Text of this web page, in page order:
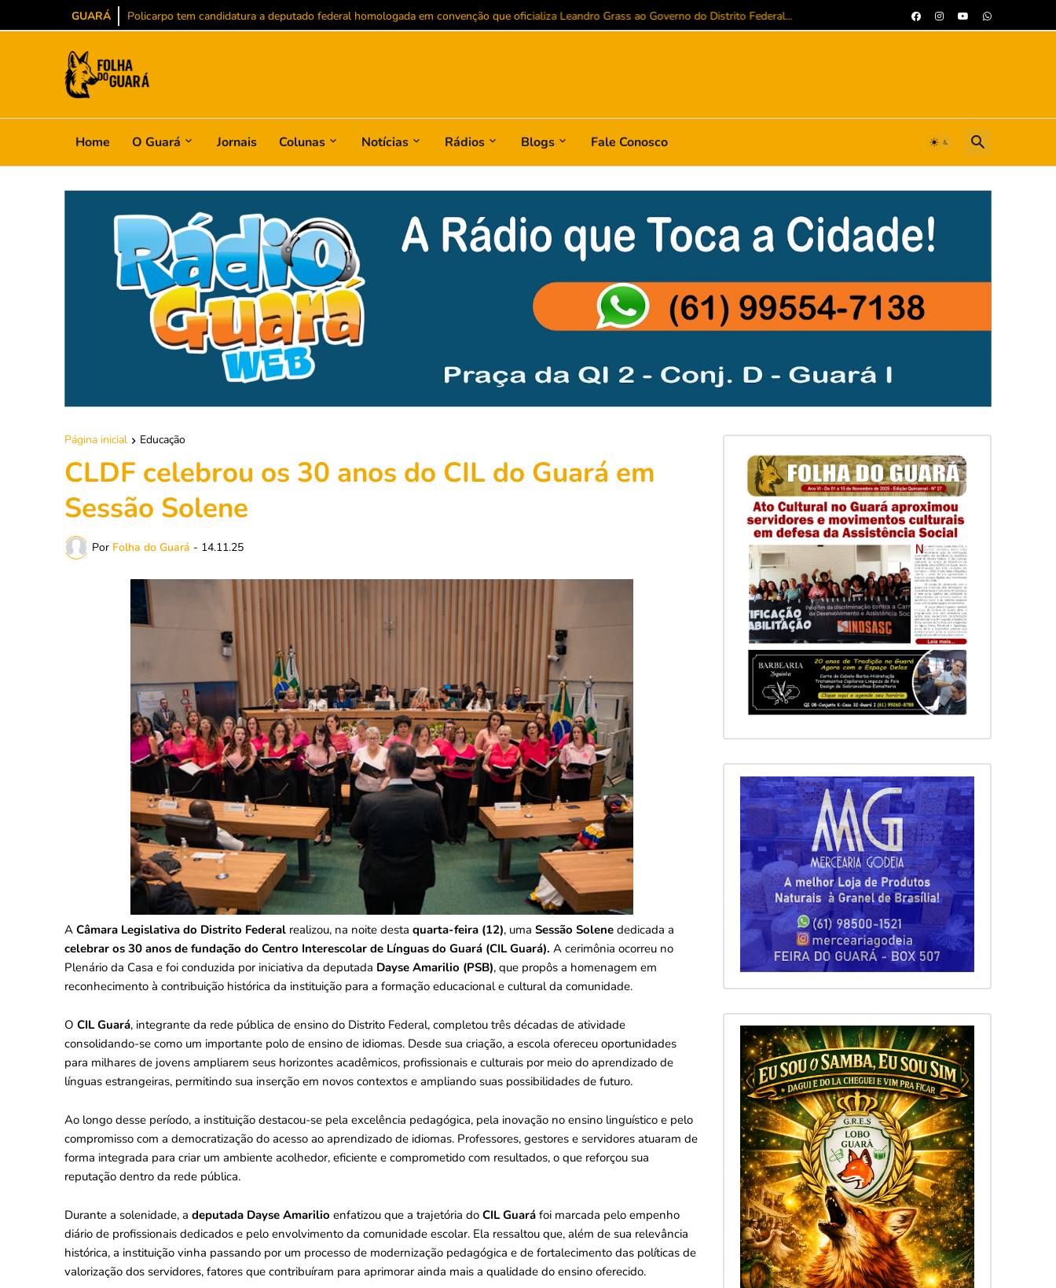
GUARÁ Após participar da Convenção Nacional do PT, Policarpo entra na reta final para confirmação de sua candidatura no Distrito Federal...
Home O Guará Jornais Colunas Notícias Rádios Blogs Fale Conosco
Página inicial Educação
CLDF celebrou os 30 anos do CIL do Guará em
Sessão Solene
Por Folha do Guará - 14.11.25
A Câmara Legislativa do Distrito Federal realizou, na noite desta quarta-feira (12), uma Sessão Solene dedicada a
celebrar os 30 anos de fundação do Centro Interescolar de Línguas do Guará (CIL Guará). A cerimônia ocorreu no
Plenário da Casa e foi conduzida por iniciativa da deputada Dayse Amarilio (PSB), que propôs a homenagem em
reconhecimento à contribuição histórica da instituição para a formação educacional e cultural da comunidade.
O CIL Guará, integrante da rede pública de ensino do Distrito Federal, completou três décadas de atividade
consolidando-se como um importante polo de ensino de idiomas. Desde sua criação, a escola ofereceu oportunidades
para milhares de jovens ampliarem seus horizontes acadêmicos, profissionais e culturais por meio do aprendizado de
línguas estrangeiras, permitindo sua inserção em novos contextos e ampliando suas possibilidades de futuro.
Ao longo desse período, a instituição destacou-se pela excelência pedagógica, pela inovação no ensino linguístico e pelo
compromisso com a democratização do acesso ao aprendizado de idiomas. Professores, gestores e servidores atuaram de
forma integrada para criar um ambiente acolhedor, eficiente e comprometido com resultados, o que reforçou sua
reputação dentro da rede pública.
Durante a solenidade, a deputada Dayse Amarilio enfatizou que a trajetória do CIL Guará foi marcada pelo empenho
diário de profissionais dedicados e pelo envolvimento da comunidade escolar. Ela ressaltou que, além de sua relevância
histórica, a instituição vinha passando por um processo de modernização pedagógica e de fortalecimento das políticas de
valorização dos servidores, fatores que contribuíram para aprimorar ainda mais a qualidade do ensino oferecido.